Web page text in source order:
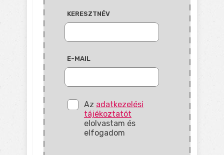
KERESZTNÉV
E-MAIL
Az adatkezelési
tájékoztatót
elolvastam és
elfogadom